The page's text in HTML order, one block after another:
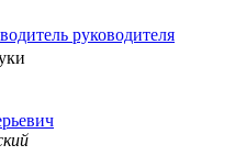
руководителя